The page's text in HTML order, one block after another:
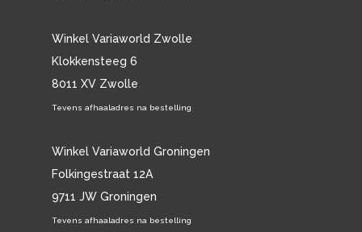
Winkel Variaworld Zwolle
Klokkensteeg 6
8011 XV Zwolle
Tevens afhaaladres na bestelling
Winkel Variaworld Groningen
Folkingestraat 12A
9711 JW Groningen
Tevens afhaaladres na bestelling